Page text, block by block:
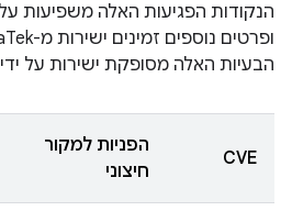
הבעיות האלה מסופקת ישירות על ידי MediaTek.
CVE
הפניות למקור
חיצוני